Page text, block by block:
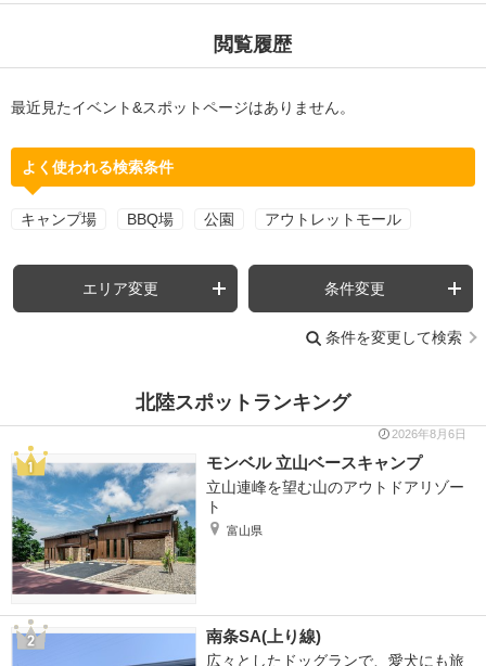
閲覧履歴
最近見たイベント&スポットページはありません。
よく使われる検索条件
キャンプ場 BBQ場 公園 アウトレットモール
エリア変更 条件変更
条件を変更して検索
北陸スポットランキング
2026年8月6日
モンベル 立山ベースキャンプ
立山連峰を望む山のアウトドアリゾー
ト
富山県
南条SA(上り線)
広々としたドッグランで、愛犬にも旅